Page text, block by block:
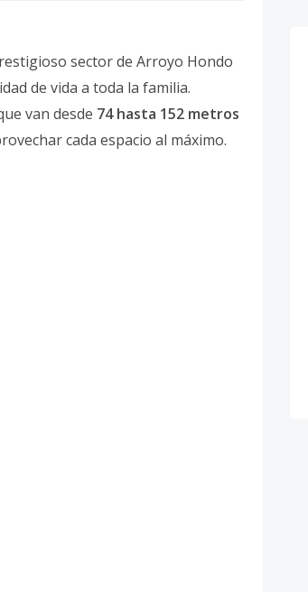
sector de Arroyo Hondo
de vida a toda la familia.
van desde 74 hasta 152 metros
cada espacio al máximo.